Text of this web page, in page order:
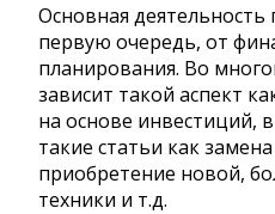
Основная деятельность
первую очередь, от
планирования. Во
зависит такой аспект
на основе инвестиций,
такие статьи как
приобретение новой,
техники и т.д.